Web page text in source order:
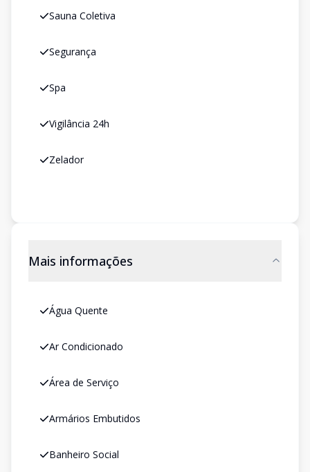
Sauna Coletiva
Segurança
Spa
Vigilância 24h
Zelador
Mais informações
Água Quente
Ar Condicionado
Área de Serviço
Armários Embutidos
Banheiro Social